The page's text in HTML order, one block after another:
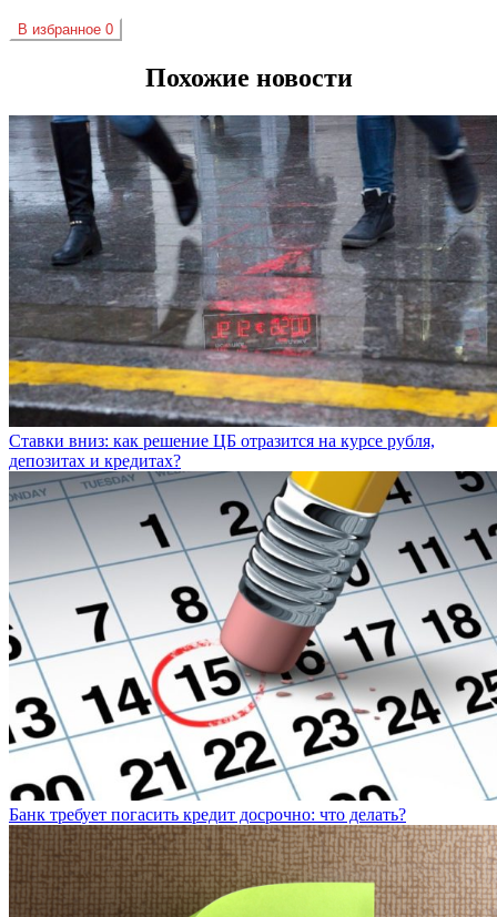
В избранное 0
Похожие новости
Ставки вниз: как решение ЦБ отразится на курсе рубля,
депозитах и кредитах?
Банк требует погасить кредит досрочно: что делать?